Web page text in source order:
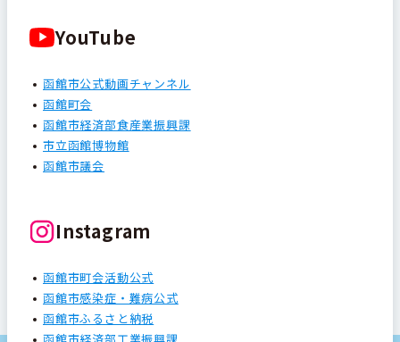
YouTube
函館市公式動画チャンネル
函館町会
函館市経済部食産業振興課
市立函館博物館
函館市議会
Instagram
函館市町会活動公式
函館市感染症・難病公式
函館市ふるさと納税